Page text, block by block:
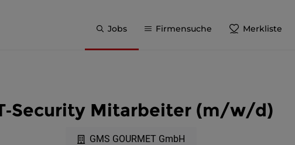
Jobs Firmensuche Merkliste
Mitarbeiter (m/w/d)
GMS GOURMET GmbH